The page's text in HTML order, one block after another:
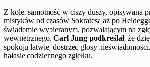
Z kolei samotność w ciszy duszy, opisywana
mistyków od czasów Sokratesa aż po
świadomie wybieranym, pozwalającym na
wewnętrznego. Carl Jung podkreślał, że
spokoju łatwiej dostrzec głosy
hałasie codziennego zgiełku.